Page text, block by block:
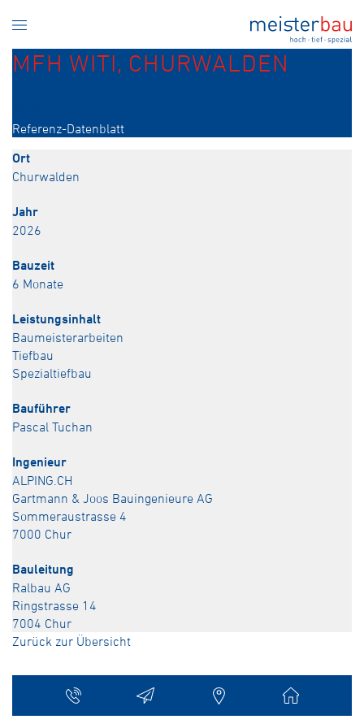
MFH WITI, CHURWALDEN
Referenz-Datenblatt
Ort
Churwalden
Jahr
2026
Bauzeit
6 Monate
Leistungsinhalt
Baumeisterarbeiten
Tiefbau
Spezialtiefbau
Bauführer
Pascal Tuchan
Ingenieur
ALPING.CH
Gartmann & Joos Bauingenieure AG
Sommeraustrasse 4
7000 Chur
Bauleitung
Ralbau AG
Ringstrasse 14
7004 Chur
Zurück zur Übersicht